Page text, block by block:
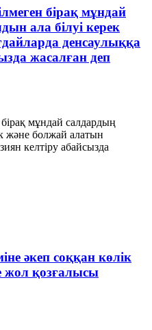
бірақ мұндай
ала білуі керек
денсаулыққа
жасалған деп
мұндай салдардың
және болжай алатын
келтіру абайсызда
әкеп соққан көлік
жол қозғалысы